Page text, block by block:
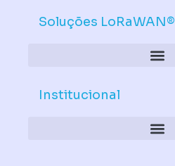
Soluções LoRaWAN®
Institucional